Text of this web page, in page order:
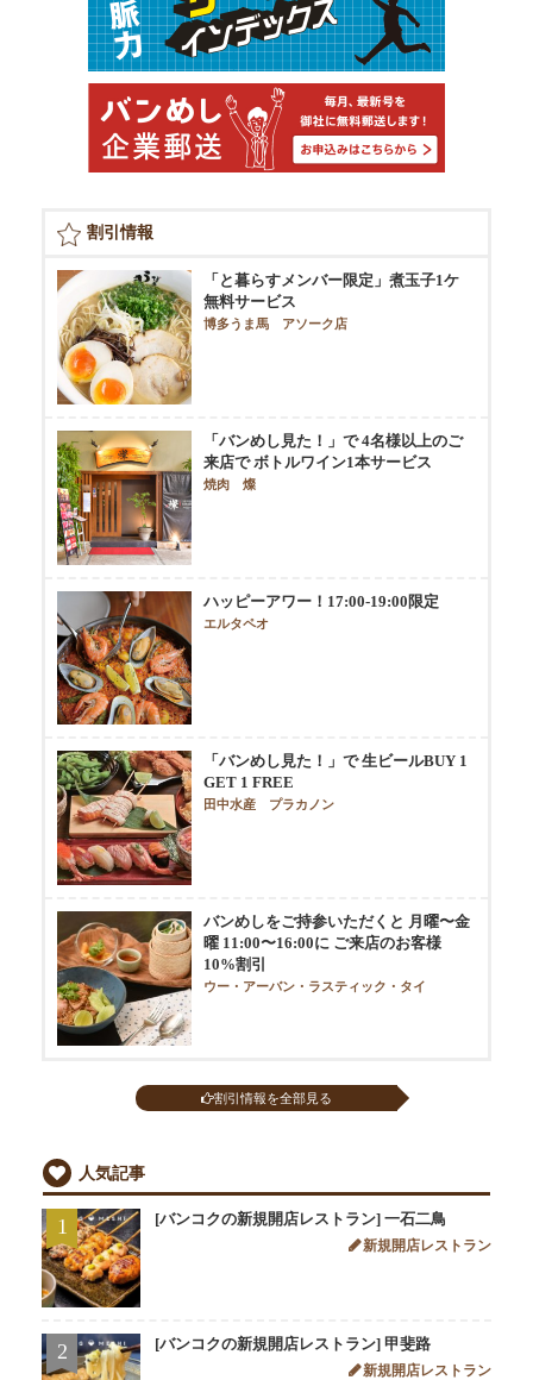
割引情報
「と暮らすメンバー限定」煮玉子1ケ
無料サービス
博多うま馬 アソーク店
「バンめし見た！」で 4名様以上のご
来店で ボトルワイン1本サービス
焼肉 燦
ハッピーアワー！17:00-19:00限定
エルタペオ
「バンめし見た！」で 生ビールBUY 1
GET 1 FREE
田中水産 プラカノン
バンめしをご持参いただくと 月曜〜金
曜 11:00〜16:00に ご来店のお客様
10%割引
ウー・アーバン・ラスティック・タイ
割引情報を全部見る
人気記事
1 [バンコクの新規開店レストラン] 一石二鳥
新規開店レストラン
2 [バンコクの新規開店レストラン] 甲斐路
新規開店レストラン